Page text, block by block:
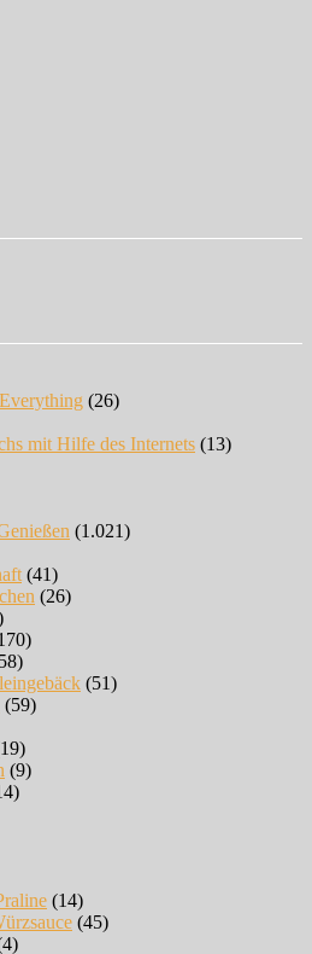
(26)
mit Hilfe des Internets (13)
(1.021)
(41)
(26)
(51)
(59)
(9)
(14)
(45)